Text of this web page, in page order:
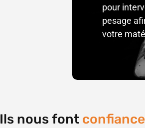
pour
pesage
votre
Ils nous font confiance